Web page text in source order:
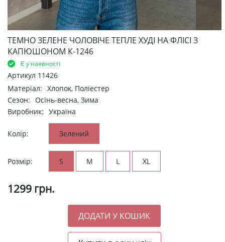
ТЕМНО ЗЕЛЕНЕ ЧОЛОВІЧЕ ТЕПЛЕ ХУДІ НА ФЛІСІ З
КАПЮШОНОМ К-1246
Є у наявності
Артикул 11426
Матеріал: Хлопок, Поліестер
Сезон: Осінь-весна, Зима
Виробник: Україна
Колір: Зелений
Розмір: S M L XL
1299 грн.